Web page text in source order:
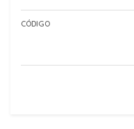
CÓDIGO